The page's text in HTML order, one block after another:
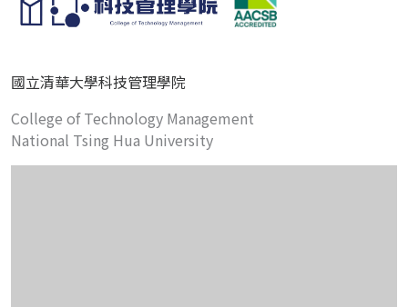
國立清華大學科技管理學院
College of Technology Management
National Tsing Hua University